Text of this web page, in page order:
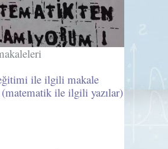
ile ilgili makale
(matematik ile ilgili yazılar)